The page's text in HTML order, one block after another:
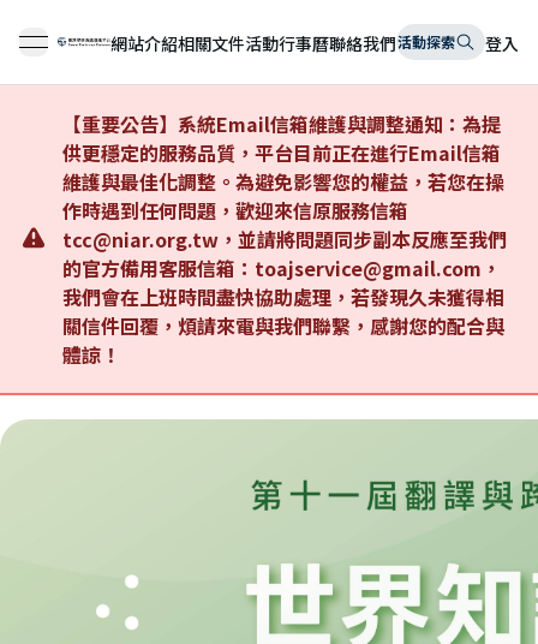
open navigation menu
網站介紹相關文件活動行事曆聯絡我們活動探索 登入
【重要公告】系統Email信箱維護與調整通知：為提
供更穩定的服務品質，平台目前正在進行Email信箱
維護與最佳化調整。為避免影響您的權益，若您在操
作時遇到任何問題，歡迎來信原服務信箱
tcc@niar.org.tw，並請將問題同步副本反應至我們
的官方備用客服信箱：toajservice@gmail.com，
我們會在上班時間盡快協助處理，若發現久未獲得相
關信件回覆，煩請來電與我們聯繫，感謝您的配合與
體諒！